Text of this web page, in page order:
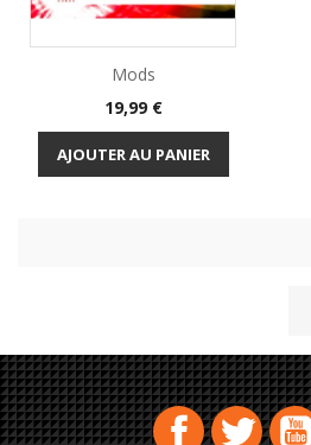
Mods
Prix
19,99 €
AJOUTER AU PANIER
Facebook